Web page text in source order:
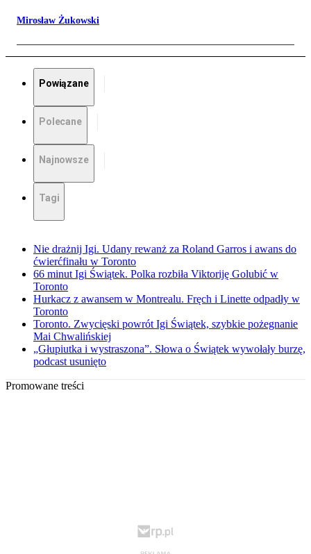
Mirosław Żukowski
Powiązane
Polecane
Najnowsze
Tagi
Nie drażnij Igi. Udany rewanż za Roland Garros i awans do
ćwierćfinału w Toronto
66 minut Igi Świątek. Polka rozbiła Viktoriję Golubić w
Toronto
Hurkacz z awansem w Montrealu. Fręch i Linette odpadły w
Toronto
Toronto. Zwycięski powrót Igi Świątek, szybkie pożegnanie
Mai Chwalińskiej
„Głupiutka i wystraszona”. Słowa o Świątek wywołały burzę,
podcast usunięto
Promowane treści